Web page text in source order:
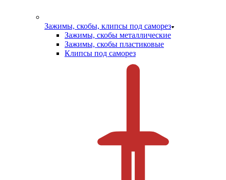
Зажимы, скобы, клипсы под саморез
Зажимы, скобы металлические
Зажимы, скобы пластиковые
Клипсы под саморез